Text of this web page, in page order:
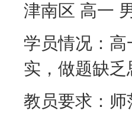
津南区 高一
学员情况：
实，做题缺
教员要求：